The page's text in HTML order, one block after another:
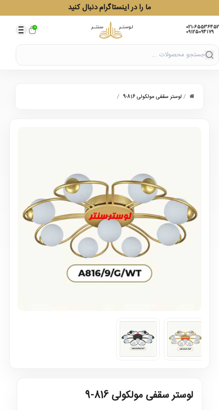
ما را در اینستاگرام دنبال کنید
021-65536452
09125094179
0
/ لوستر سقفی مولکولی 816-9 /
لوستر سقفی مولکولی 816-9